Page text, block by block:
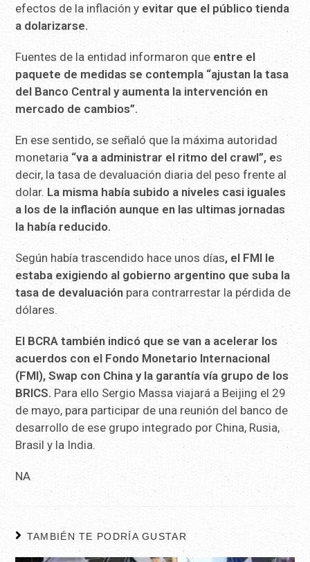
efectos de la inflación y evitar que el público tienda
a dolarizarse.
Fuentes de la entidad informaron que entre el
paquete de medidas se contempla “ajustan la tasa
del Banco Central y aumenta la intervención en
mercado de cambios”.
En ese sentido, se señaló que la máxima autoridad
monetaria “va a administrar el ritmo del crawl”, es
decir, la tasa de devaluación diaria del peso frente al
dolar. La misma había subido a niveles casi iguales
a los de la inflación aunque en las ultimas jornadas
la había reducido.
Según había trascendido hace unos días, el FMI le
estaba exigiendo al gobierno argentino que suba la
tasa de devaluación para contrarrestar la pérdida de
dólares.
El BCRA también indicó que se van a acelerar los
acuerdos con el Fondo Monetario Internacional
(FMI), Swap con China y la garantía vía grupo de los
BRICS.Para ello Sergio Massa viajará a Beijing el 29
de mayo, para participar de una reunión del banco de
desarrollo de ese grupo integrado por China, Rusia,
Brasil y la India.
NA
TAMBIÉN TE PODRÍA GUSTAR